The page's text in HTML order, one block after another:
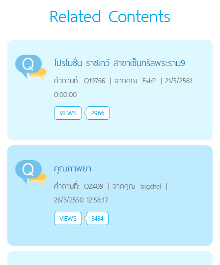
Related Contents
โปรโมชั่น ราชเทวี สาขาเซ็นทรัลพระราม9
คำถามที่: Q19766 | จากคุณ FahP | 21/5/2561
0:00:00
VIEWS 2966
คุณภาพยา
คำถามที่: Q2409 | จากคุณ bigchel |
26/3/2550 12:58:17
VIEWS 3484